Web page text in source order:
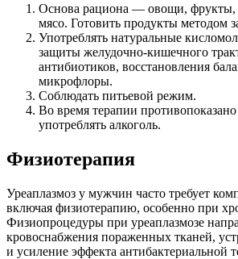
Основа рациона — овощи,
мясо. Готовить продукты методом
Употреблять натуральные
защиты желудочно-кишечного
антибиотиков, восстановления
микрофлоры.
Соблюдать питьевой режим.
Во время терапии
употреблять алкоголь.
Физиотерапия
Уреаплазмоз у мужчин часто требует
включая физиотерапию, особенно при
Физиопроцедуры при уреаплазмозе
кровоснабжения пораженных тканей,
и усиление эффекта антибактериальной